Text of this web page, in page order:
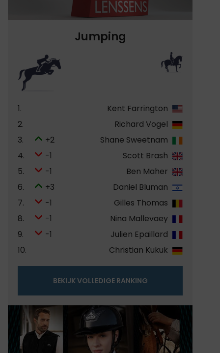
Jumping
1.
Kent Farrington
2.
Richard Vogel
3.
+2
Shane Sweetnam
4.
-1
Scott Brash
5.
-1
Ben Maher
6.
+3
Daniel Bluman
7.
-1
Gilles Thomas
8.
-1
Nina Mallevaey
9.
-1
Julien Epaillard
10.
Christian Kukuk
BEKIJK VOLLEDIGE RANKING